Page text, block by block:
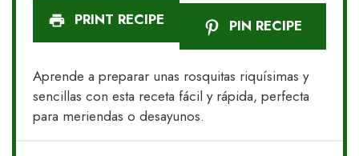
PRINT RECIPE PIN RECIPE
Aprende a preparar unas rosquitas riquísimas y
sencillas con esta receta fácil y rápida, perfecta
para meriendas o desayunos.